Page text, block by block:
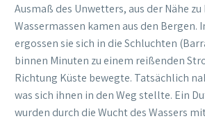
Ausmaß des Unwetters, aus der Nähe
Wassermassen kamen aus den Bergen.
ergossen sie sich in die Schluchten
binnen Minuten zu einem reißenden
Richtung Küste bewegte. Tatsächlich
was sich ihnen in den Weg stellte. Ein
wurden durch die Wucht des Wassers